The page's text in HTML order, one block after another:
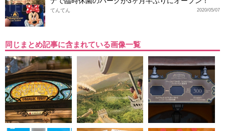
2020/05/07
てんてん
同じまとめ記事に含まれている画像一覧